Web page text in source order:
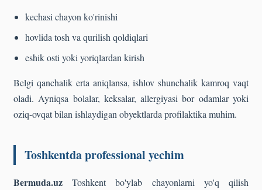
kechasi chayon ko'rinishi
hovlida tosh va qurilish qoldiqlari
eshik osti yoki yoriqlardan kirish
Belgi qanchalik erta aniqlansa, ishlov shunchalik kamroq vaqt
oladi. Ayniqsa bolalar, keksalar, allergiyasi bor odamlar yoki
oziq-ovqat bilan ishlaydigan obyektlarda profilaktika muhim.
Toshkentda professional yechim
Bermuda.uz Toshkent bo'ylab chayonlarni yo'q qilish